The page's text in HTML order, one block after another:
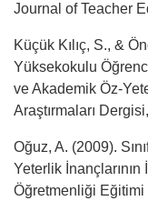
Journal of Teacher
Küçük Kılıç, S., &
Yüksekokulu
ve Akademik Öz-
Araştırmaları
Oğuz, A. (2009).
Yeterlik İnançlarının
Öğretmenliği